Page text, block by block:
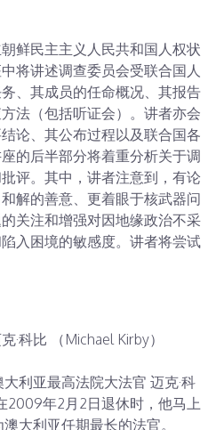
鲜民主主义人民共和国人权状
将讲述调查委员会受联合国人
、其成员的任命概况、其报告
法（包括听证会）。讲者亦会
论、其公布过程以及联合国各
的后半部分将着重分析关于调
评。其中，讲者注意到，有论
解的善意、更着眼于核武器问
关注和增强对因地缘政治不采
入困境的敏感度。讲者将尝试
·科比 （Michael Kirby）
大利亚最高法院大法官 迈克·科
2009年2月2日退休时，他马上
澳大利亚任期最长的法官。